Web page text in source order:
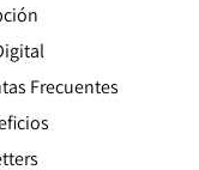
Frecuentes